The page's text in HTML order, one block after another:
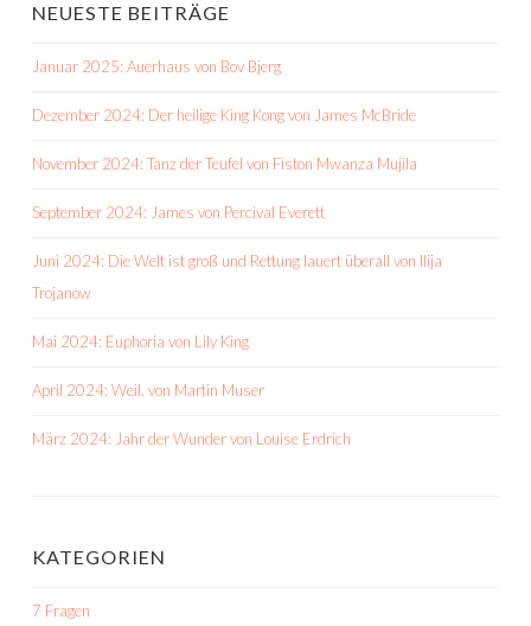
NEUESTE BEITRÄGE
Januar 2025: Auerhaus von Bov Bjerg
Dezember 2024: Der heilige King Kong von James McBride
November 2024: Tanz der Teufel von Fiston Mwanza Mujila
September 2024: James von Percival Everett
Juni 2024: Die Welt ist groß und Rettung lauert überall von Ilija
Trojanow
Mai 2024: Euphoria von Lily King
April 2024: Weil. von Martin Muser
März 2024: Jahr der Wunder von Louise Erdrich
KATEGORIEN
7 Fragen